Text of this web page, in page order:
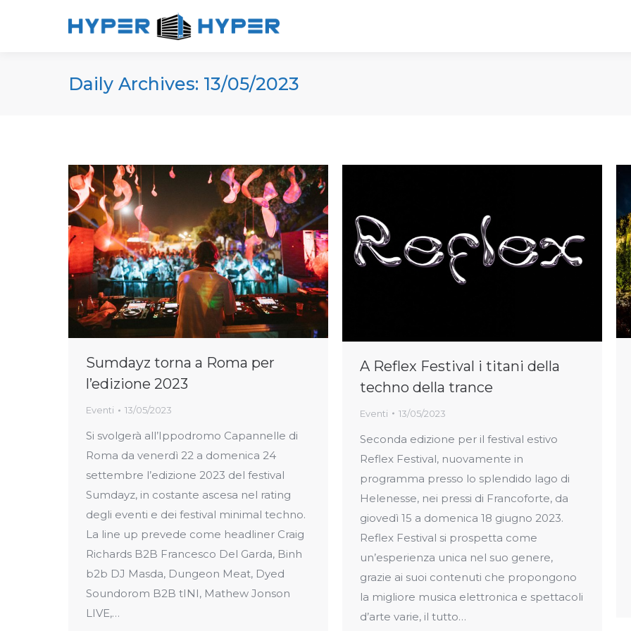
Daily Archives: 13/05/2023
Sumdayz torna a Roma per
l’edizione 2023
Eventi 13/05/2023
Si svolgerà all’Ippodromo Capannelle di
Roma da venerdì 22 a domenica 24
settembre l’edizione 2023 del festival
Sumdayz, in costante ascesa nel rating
degli eventi e dei festival minimal techno.
La line up prevede come headliner Craig
Richards B2B Francesco Del Garda, Binh
b2b DJ Masda, Dungeon Meat, Dyed
Soundorom B2B tINI, Mathew Jonson
LIVE,…
A Reflex Festival i titani della
techno della trance
Eventi 13/05/2023
Seconda edizione per il festival estivo
Reflex Festival, nuovamente in
programma presso lo splendido lago di
Helenesse, nei pressi di Francoforte, da
giovedì 15 a domenica 18 giugno 2023.
Reflex Festival si prospetta come
un’esperienza unica nel suo genere,
grazie ai suoi contenuti che propongono
la migliore musica elettronica e spettacoli
d’arte varie, il tutto…